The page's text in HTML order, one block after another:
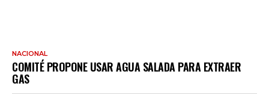
NACIONAL
COMITÉ PROPONE USAR AGUA SALADA PARA EXTRAER
GAS